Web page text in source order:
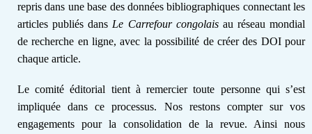
repris dans une base des données bibliographiques connectant les
articles publiés dans Le Carrefour congolaisau réseau mondial
de recherche en ligne, avec la possibilité de créer des DOI pour
chaque article.
Le comité éditorial tient à remercier toute personne qui s’est
impliquée dans ce processus. Nos restons compter sur vos
engagements pour la consolidation de la revue. Ainsi nous